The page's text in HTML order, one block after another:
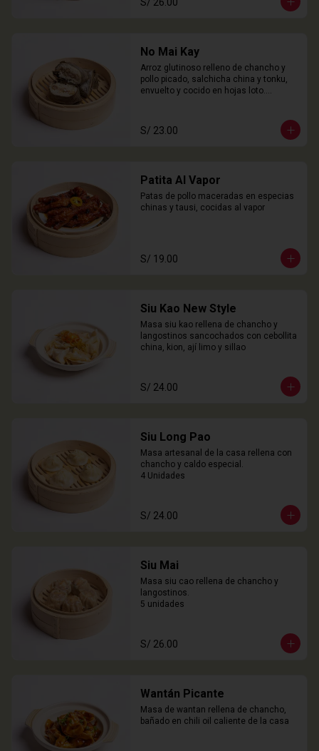
No Mai Kay
Arroz glutinoso relleno de chancho y
pollo picado, salchicha china y tonku,
envuelto y cocido en hojas loto.
S/ 23.00
Patita Al Vapor
Patas de pollo maceradas en especias
chinas y tausi, cocidas al vapor
S/ 19.00
Siu Kao New Style
Masa siu kao rellena de chancho y
langostinos sancochados con cebollita
china, kion, ají limo y sillao
S/ 24.00
Siu Long Pao
Masa artesanal de la casa rellena con
chancho y caldo especial.
4 Unidades
S/ 24.00
Siu Mai
Masa siu cao rellena de chancho y
langostinos.
5 unidades
S/ 26.00
Wantán Picante
Masa de wantan rellena de chancho,
bañado en chili oil caliente de la casa